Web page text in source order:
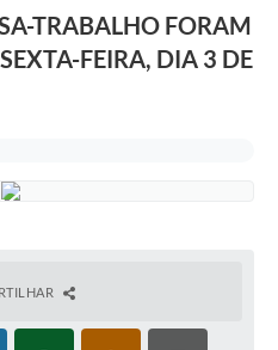
TRABALHO FORAM
FEIRA, DIA 3 DE